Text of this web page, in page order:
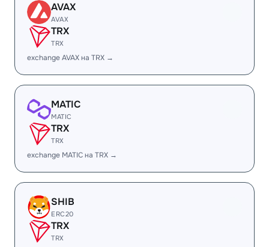
AVAX
AVAX
TRX
TRX
exchange AVAX на TRX →
MATIC
MATIC
TRX
TRX
exchange MATIC на TRX →
SHIB
ERC20
TRX
TRX